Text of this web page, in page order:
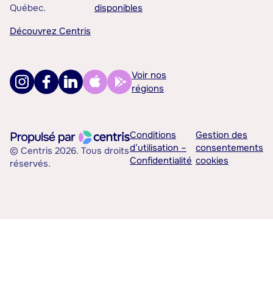
Québec.
Découvrez Centris
disponibles
Voir nos
régions
© Centris 2026. Tous droits
réservés.
Conditions
d’utilisation –
Confidentialité
Gestion des
consentements
cookies